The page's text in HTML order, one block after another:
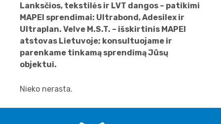
Lanksčios, tekstilės ir LVT dangos – patikimi
MAPEI sprendimai: Ultrabond, Adesilex ir
Ultraplan. Velve M.S.T. – išskirtinis MAPEI
atstovas Lietuvoje; konsultuojame ir
parenkame tinkamą sprendimą Jūsų
objektui.
Nieko nerasta.